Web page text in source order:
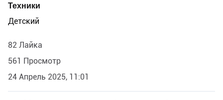
Техники
Детский
82 Лайка
561 Просмотр
24 Апрель 2025, 11:01